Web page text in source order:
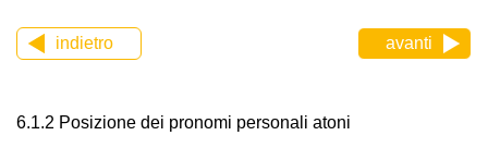
indietro avanti
6.1.2 Posizione dei pronomi personali atoni